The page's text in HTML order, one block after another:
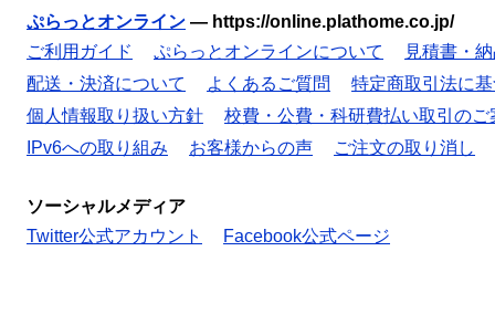
ぷらっとオンライン — https://online.plathome.co.jp/
ご利用ガイド
ぷらっとオンラインについて
見積書・
配送・決済について
よくあるご質問
特定商取引法に
個人情報取り扱い方針
校費・公費・科研費払い取引のご
IPv6への取り組み
お客様からの声 ご注文の取り消し
ソーシャルメディア
Twitter公式アカウント
Facebook公式ページ